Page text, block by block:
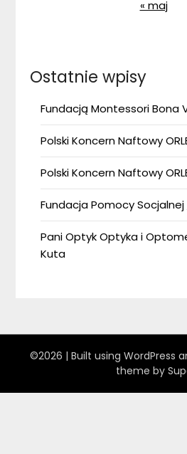
« maj
Ostatnie wpisy
Fundacją Montessori Bona
Polski Koncern Naftowy
Polski Koncern Naftowy
Fundacja Pomocy Socjalnej
Pani Optyk Optyka i
Kuta
©2026 | Built using WordPress
theme by